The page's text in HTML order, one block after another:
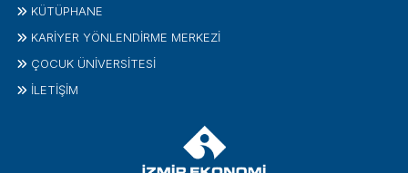
KÜTÜPHANE
KARİYER YÖNLENDİRME MERKEZİ
ÇOCUK ÜNIVERSITESI
İLETIŞIM